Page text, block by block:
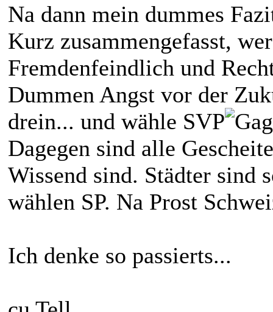
Na dann mein dummes
Kurz zusammengefasst,
Fremdenfeindlich und
Dummen Angst vor der
drein... und wähle SVP
Dagegen sind alle
Wissend sind. Städter sind
wählen SP. Na Prost
Ich denke so passierts...